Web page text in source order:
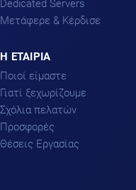
Dedicated Servers
Μετάφερε & Κέρδισε
H ΕΤΑΙΡΙΑ
Ποιοί είμαστε
Γιατί ξεχωρίζουμε
Σχόλια πελατών
Προσφορές
Θέσεις Εργασίας